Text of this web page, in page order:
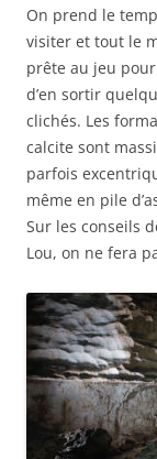
On prend le
visiter et tout le
prête au jeu
d’en sortir
clichés. Les
calcite sont
parfois
même en pile
Sur les conseils
Lou, on ne fera